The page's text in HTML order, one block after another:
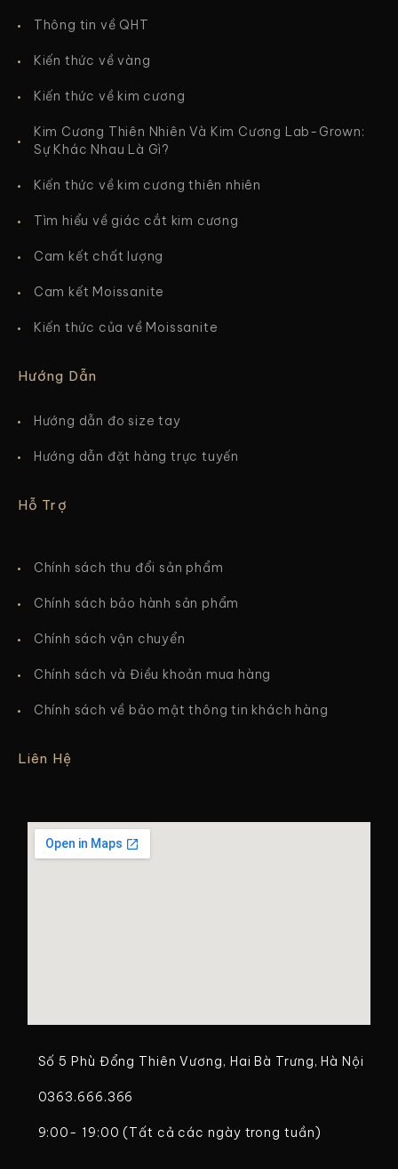
Thông tin về QHT
Kiến thức về vàng
Kiến thức về kim cương
Kim Cương Thiên Nhiên Và Kim Cương Lab-Grown:
Sự Khác Nhau Là Gì?
Kiến thức về kim cương thiên nhiên
Tìm hiểu về giác cắt kim cương
Cam kết chất lượng
Cam kết Moissanite
Kiến thức của về Moissanite
Hướng Dẫn
Hướng dẫn đo size tay
Hướng dẫn đặt hàng trực tuyến
Hỗ Trợ
Chính sách thu đổi sản phẩm
Chính sách bảo hành sản phẩm
Chính sách vận chuyển
Chính sách và Điều khoản mua hàng
Chính sách về bảo mật thông tin khách hàng
Liên Hệ
Số 5 Phù Đổng Thiên Vương, Hai Bà Trưng, Hà Nội
0363.666.366
9:00- 19:00 (Tất cả các ngày trong tuần)